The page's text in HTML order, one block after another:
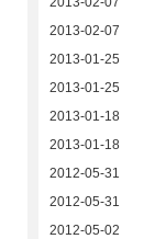
2013-02-07
2013-01-25
2013-01-25
2013-01-18
2013-01-18
2012-05-31
2012-05-31
2012-05-02